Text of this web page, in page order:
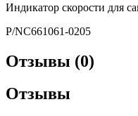
Индикатор скорости для
P/NC661061-0205
Отзывы (0)
Отзывы